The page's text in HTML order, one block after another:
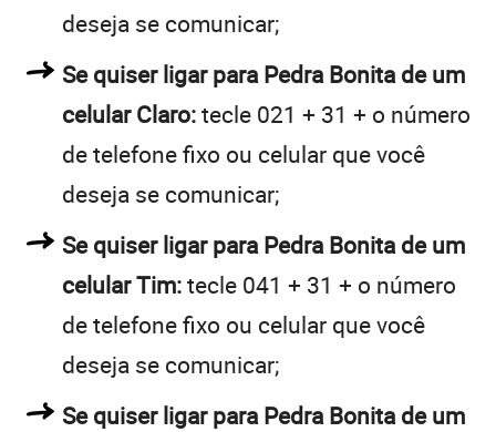
deseja se comunicar;
Se quiser ligar para Pedra Bonita de um
celular Claro:tecle 021 + 31 + o número
de telefone fixo ou celular que você
deseja se comunicar;
Se quiser ligar para Pedra Bonita de um
celular Tim:tecle 041 + 31 + o número
de telefone fixo ou celular que você
deseja se comunicar;
Se quiser ligar para Pedra Bonita de um